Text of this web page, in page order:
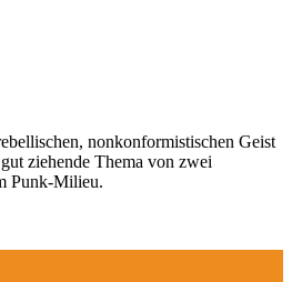
nonkonformistischen Geist
ziehende Thema von zwei
Punk-Milieu.